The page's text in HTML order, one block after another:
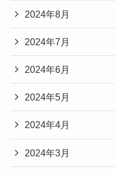
2024年8月
2024年7月
2024年6月
2024年5月
2024年4月
2024年3月